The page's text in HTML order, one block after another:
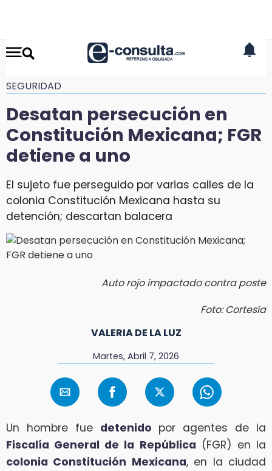
SEGURIDAD
Desatan persecución en
Constitución Mexicana; FGR
detiene a uno
El sujeto fue perseguido por varias calles de la
colonia Constitución Mexicana hasta su
detención; descartan balacera
Auto rojo impactado contra poste
Foto: Cortesía
VALERIA DE LA LUZ
Martes, Abril 7, 2026
Un hombre fue detenido por agentes de la
Fiscalía General de la República (FGR) en la
colonia Constitución Mexicana, en la ciudad